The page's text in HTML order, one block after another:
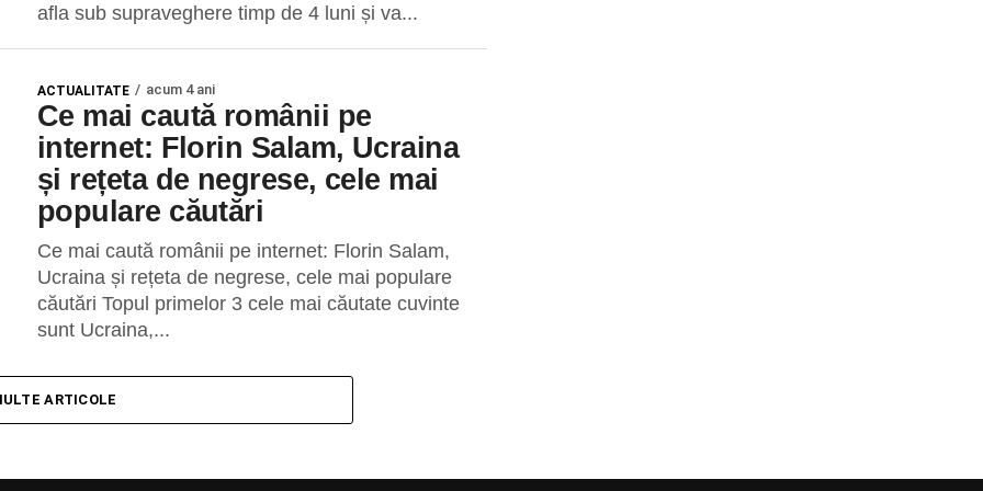
afla sub supraveghere timp de 4 luni și va...
ACTUALITATE acum 4 ani
Ce mai caută românii pe
internet: Florin Salam, Ucraina
și rețeta de negrese, cele mai
populare căutări
Ce mai caută românii pe internet: Florin Salam,
Ucraina și rețeta de negrese, cele mai populare
căutări Topul primelor 3 cele mai căutate cuvinte
sunt Ucraina,...
ARTICOLE